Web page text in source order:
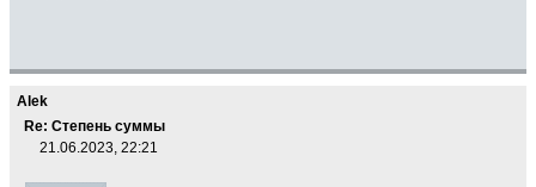
Alek
Re: Степень суммы
21.06.2023, 22:21